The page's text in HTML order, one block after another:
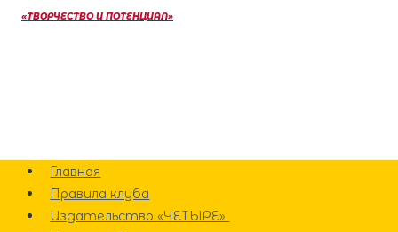
Перейти
«ТВОРЧЕСТВО И ПОТЕНЦИАЛ»
Главная
Правила клуба
Издательство «ЧЕТЫРЕ»